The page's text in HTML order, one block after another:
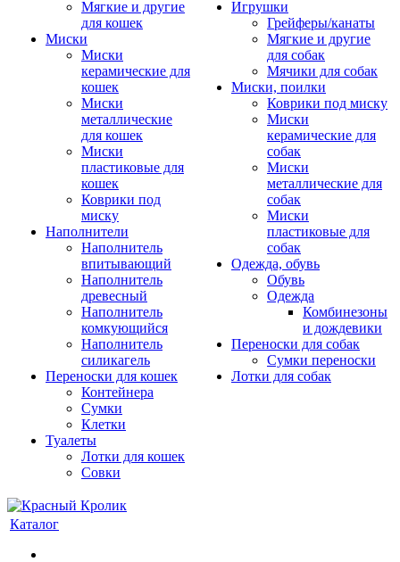
Мягкие и другие
для кошек
Миски
Миски
керамические для
кошек
Миски
металлические
для кошек
Миски
пластиковые для
кошек
Коврики под
миску
Наполнители
Наполнитель
впитывающий
Наполнитель
древесный
Наполнитель
комкующийся
Наполнитель
силикагель
Переноски для кошек
Контейнера
Сумки
Клетки
Туалеты
Лотки для кошек
Совки
Игрушки
Грейферы/канаты
Мягкие и другие
для собак
Мячики для собак
Миски, поилки
Коврики под миску
Миски
керамические для
собак
Миски
металлические для
собак
Миски
пластиковые для
собак
Одежда, обувь
Обувь
Одежда
Комбинезоны
и дождевики
Переноски для собак
Сумки переноски
Лотки для собак
Каталог